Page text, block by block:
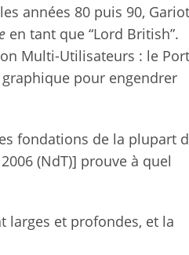
années 80 puis 90,
en tant que “Lord British”.
Multi-Utilisateurs : le
pour engendrer
fondations de la plupart
(NdT)] prouve à quel
larges et profondes, et la